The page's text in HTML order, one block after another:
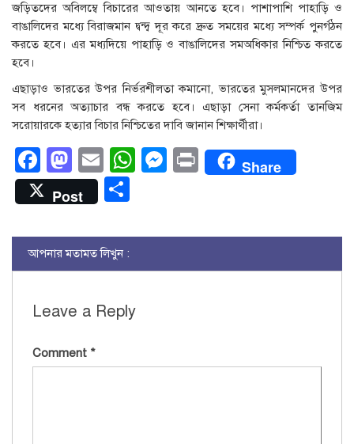
জড়িতদের অবিলম্বে বিচারের আওতায় আনতে হবে। পাশাপাশি পাহাড়ি ও
বাঙালিদের মধ্যে বিরাজমান দ্বন্দ্ব দূর করে দ্রুত সময়ের মধ্যে সম্পর্ক পুনর্গঠন
করতে হবে। এর মধ্যদিয়ে পাহাড়ি ও বাঙালিদের সমঅধিকার নিশ্চিত করতে
হবে।
এছাড়াও ভারতের উপর নির্ভরশীলতা কমানো, ভারতের মুসলমানদের উপর
সব ধরনের অত্যাচার বন্ধ করতে হবে। এছাড়া সেনা কর্মকর্তা তানজিম
সরোয়ারকে হত্যার বিচার নিশ্চিতের দাবি জানান শিক্ষার্থীরা।
Facebook
Mastodon
EmailWhatsApp
Messenger
PrintShare
Post
আপনার মতামত লিখুন :
Leave a Reply
Comment *